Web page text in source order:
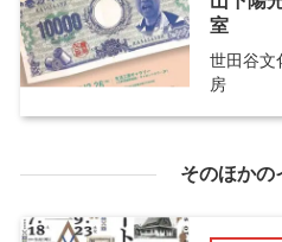
室
世田谷文
房
そのほかの